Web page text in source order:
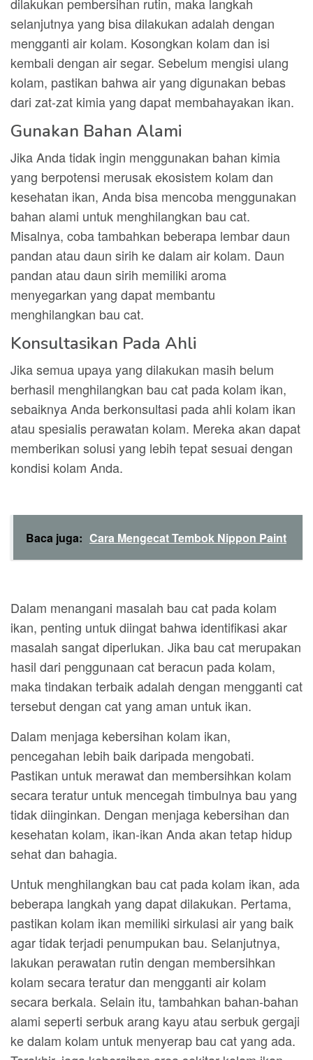
selanjutnya yang bisa dilakukan adalah dengan
mengganti air kolam. Kosongkan kolam dan isi
kembali dengan air segar. Sebelum mengisi ulang
kolam, pastikan bahwa air yang digunakan bebas
dari zat-zat kimia yang dapat membahayakan ikan.
Gunakan Bahan Alami
Jika Anda tidak ingin menggunakan bahan kimia
yang berpotensi merusak ekosistem kolam dan
kesehatan ikan, Anda bisa mencoba menggunakan
bahan alami untuk menghilangkan bau cat.
Misalnya, coba tambahkan beberapa lembar daun
pandan atau daun sirih ke dalam air kolam. Daun
pandan atau daun sirih memiliki aroma
menyegarkan yang dapat membantu
menghilangkan bau cat.
Konsultasikan Pada Ahli
Jika semua upaya yang dilakukan masih belum
berhasil menghilangkan bau cat pada kolam ikan,
sebaiknya Anda berkonsultasi pada ahli kolam ikan
atau spesialis perawatan kolam. Mereka akan dapat
memberikan solusi yang lebih tepat sesuai dengan
kondisi kolam Anda.
Baca juga: Cara Mengecat Tembok Nippon Paint
Dalam menangani masalah bau cat pada kolam
ikan, penting untuk diingat bahwa identifikasi akar
masalah sangat diperlukan. Jika bau cat merupakan
hasil dari penggunaan cat beracun pada kolam,
maka tindakan terbaik adalah dengan mengganti cat
tersebut dengan cat yang aman untuk ikan.
Dalam menjaga kebersihan kolam ikan,
pencegahan lebih baik daripada mengobati.
Pastikan untuk merawat dan membersihkan kolam
secara teratur untuk mencegah timbulnya bau yang
tidak diinginkan. Dengan menjaga kebersihan dan
kesehatan kolam, ikan-ikan Anda akan tetap hidup
sehat dan bahagia.
Untuk menghilangkan bau cat pada kolam ikan, ada
beberapa langkah yang dapat dilakukan. Pertama,
pastikan kolam ikan memiliki sirkulasi air yang baik
agar tidak terjadi penumpukan bau. Selanjutnya,
lakukan perawatan rutin dengan membersihkan
kolam secara teratur dan mengganti air kolam
secara berkala. Selain itu, tambahkan bahan-bahan
alami seperti serbuk arang kayu atau serbuk gergaji
ke dalam kolam untuk menyerap bau cat yang ada.